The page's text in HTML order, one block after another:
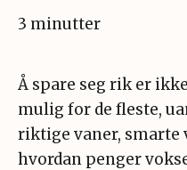
3 minutter
Å spare seg rik er
mulig for de fleste,
riktige vaner, smarte
hvordan penger